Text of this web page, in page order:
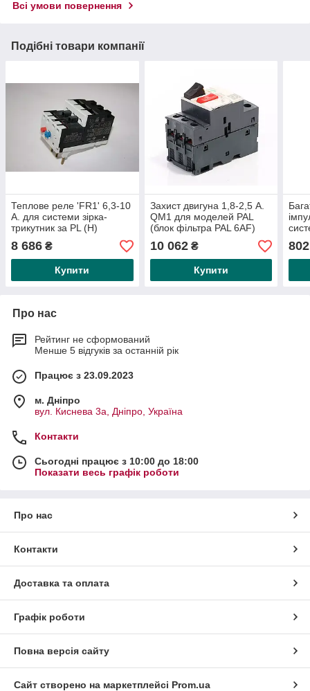
Всі умови повернення
Подібні товари компанії
Теплове реле 'FR1' 6,3-10
А. для системи зірка-
трикутник за PL (H)
(двигун 7,5-10 л.с.)
8 686 ₴
Купити
Захист двигуна 1,8-2,5 А.
QM1 для моделей PAL
(блок фільтра PAL 6AF)
10 062₴
Купити
Про нас
Рейтинг не сформований
Менше 5 відгуків за останній рік
Працює з 23.09.2023
м. Дніпро
вул. Киснева 3а, Дніпро, Україна
Контакти
Сьогодні працює з 10:00 до 18:00
Показати весь графік роботи
Про нас
Контакти
Доставка та оплата
Графік роботи
Повна версія сайту
Сайт створено на маркетплейсі Prom.ua